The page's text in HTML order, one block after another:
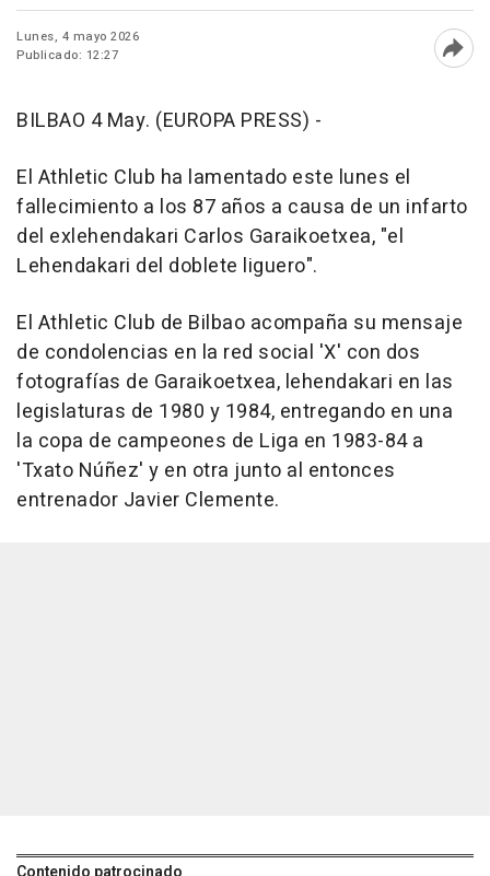
Lunes, 4 mayo 2026
Publicado: 12:27
BILBAO 4 May. (EUROPA PRESS) -
El Athletic Club ha lamentado este lunes el
fallecimiento a los 87 años a causa de un infarto
del exlehendakari Carlos Garaikoetxea, "el
Lehendakari del doblete liguero".
El Athletic Club de Bilbao acompaña su mensaje
de condolencias en la red social 'X' con dos
fotografías de Garaikoetxea, lehendakari en las
legislaturas de 1980 y 1984, entregando en una
la copa de campeones de Liga en 1983-84 a
'Txato Núñez' y en otra junto al entonces
entrenador Javier Clemente.